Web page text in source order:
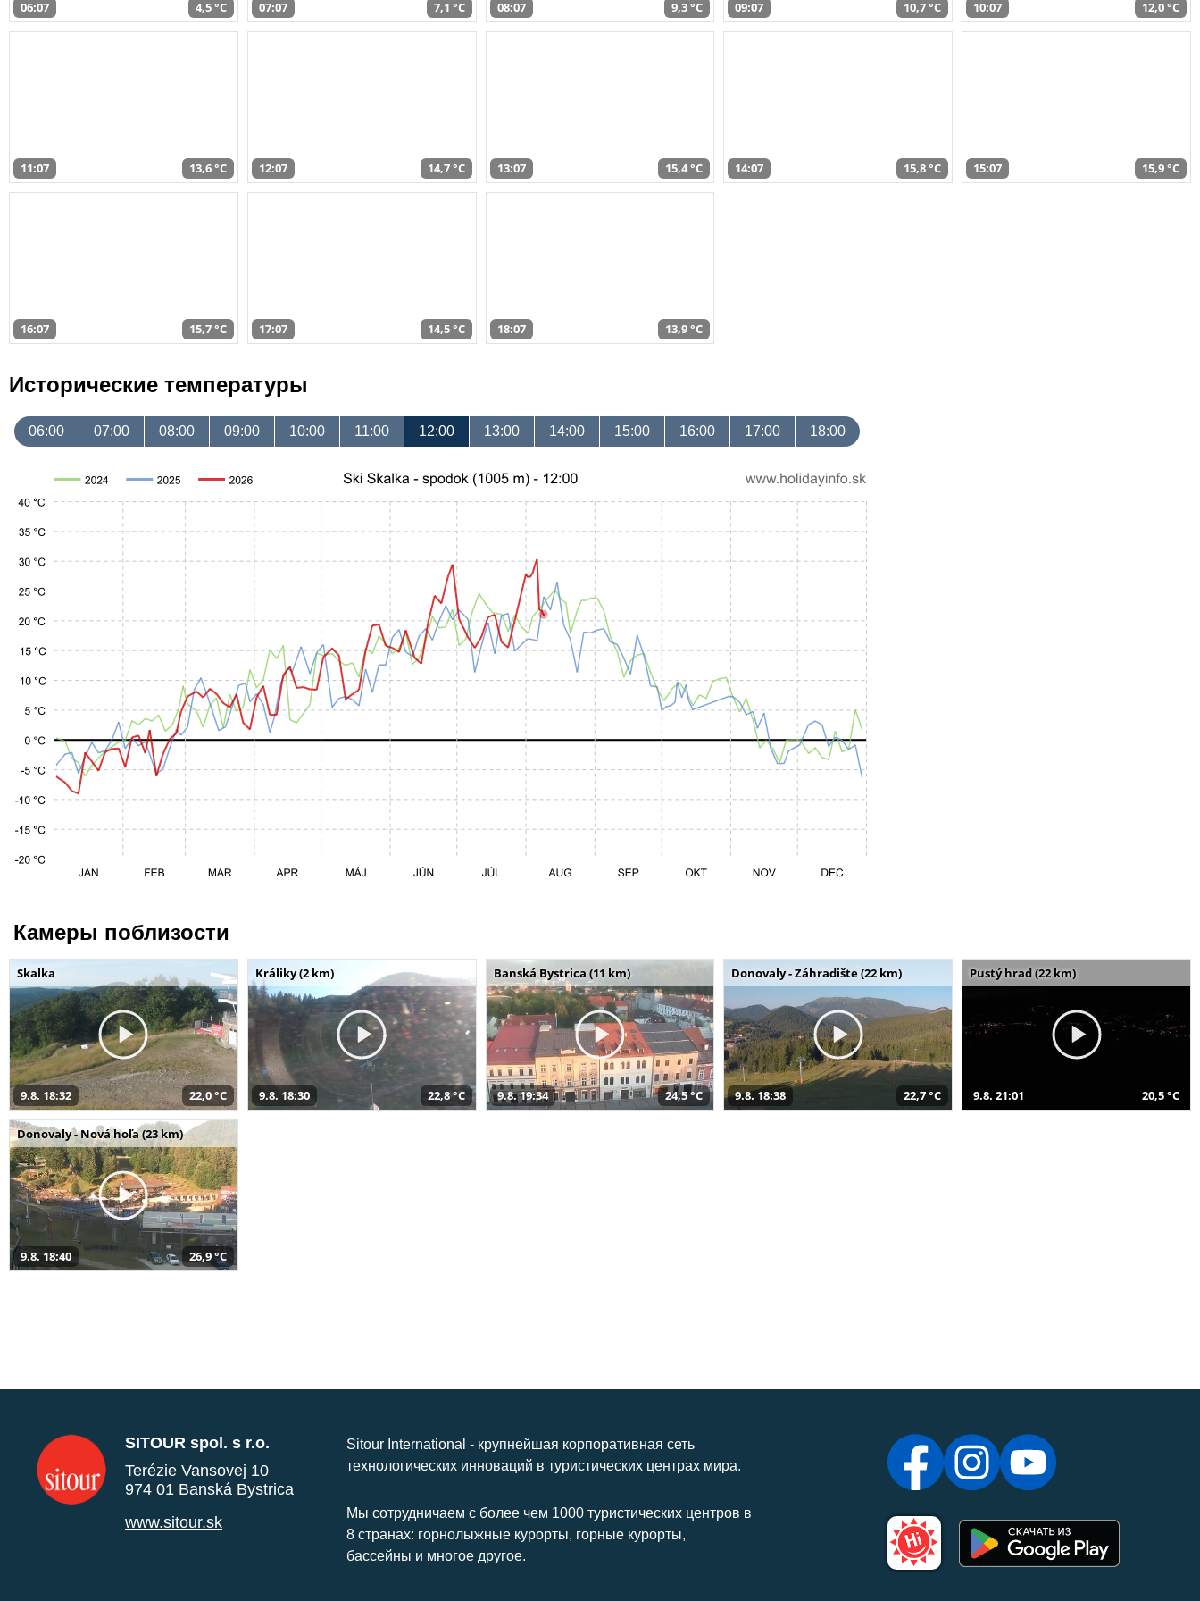
06:07 4,5 °C 07:07 7,1 °C 08:07 9,3 °C 09:07 10,7 °C 10:07 12,0 °C
11:07 13,6 °C 12:07 14,7 °C 13:07 15,4 °C 14:07 15,8 °C 15:07 15,9 °C
16:07 15,7 °C 17:07 14,5 °C 18:07 13,9 °C
Исторические температуры
06:00 07:00 08:00 09:00 10:00 11:00 12:00 13:00 14:00 15:00 16:00 17:00 18:00
Камеры поблизости
Skalka
9.8. 18:32 22,0 °C
Králiky (2 km)
9.8. 18:30 22,8 °C
Banská Bystrica (11 km)
9.8. 19:34 24,5 °C
Donovaly - Záhradište (22 km)
9.8. 18:38 22,7 °C
Pustý hrad (22 km)
9.8. 21:01 20,5 °C
Donovaly - Nová hoľa (23 km)
9.8. 18:40 26,9 °C
SITOUR spol. s r.o.
Terézie Vansovej 10
974 01 Banská Bystrica
www.sitour.sk
Sitour International - крупнейшая корпоративная сеть
технологических инноваций в туристических центрах мира.
Мы сотрудничаем с более чем 1000 туристических центров в
8 странах: горнолыжные курорты, горные курорты,
бассейны и многое другое.